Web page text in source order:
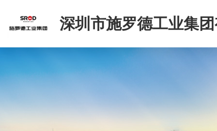
深圳市施罗德工业集
司